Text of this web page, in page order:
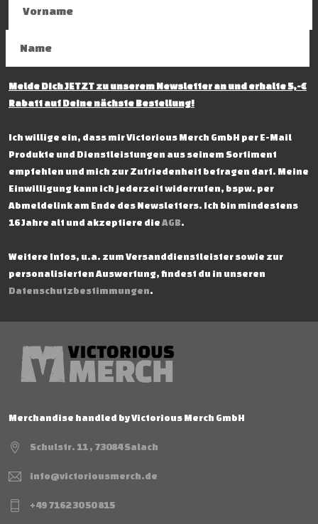
Melde Dich JETZT zu unserem Newsletter an und erhalte 5,-€
Rabatt auf Deine nächste Bestellung!
Ich willige ein, dass mir Victorious Merch GmbH per E-Mail
Produkte und Dienstleistungen aus seinem Sortiment
empfehlen und mich zur Zufriedenheit befragen darf. Meine
Einwilligung kann ich jederzeit widerrufen, bspw. per
Abmeldelink am Ende des Newsletters. Ich bin mindestens
16 Jahre alt und akzeptiere die AGB.
Weitere Infos, u.a. zum Versanddienstleister sowie zur
personalisierten Auswertung, findest du in unseren
Datenschutzbestimmungen.
Merchandise handled by Victorious Merch GmbH
Schulstr. 11 , 73084 Salach
info@victoriousmerch.de
+49 7162 30 50 815